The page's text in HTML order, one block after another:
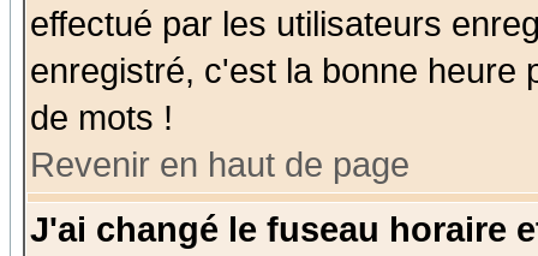
effectué par les utilisateurs
enregistré, c'est la bonne heure
de mots !
Revenir en haut de page
J'ai changé le fuseau horaire